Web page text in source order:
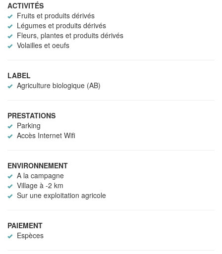
ACTIVITÉS
Fruits et produits dérivés
Légumes et produits dérivés
Fleurs, plantes et produits dérivés
Volailles et oeufs
LABEL
Agriculture biologique (AB)
PRESTATIONS
Parking
Accès Internet Wifi
ENVIRONNEMENT
A la campagne
Village à -2 km
Sur une exploitation agricole
PAIEMENT
Espèces